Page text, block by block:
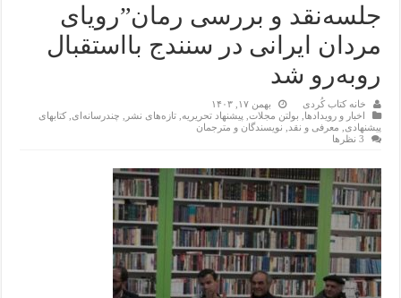
جلسەنقد و بررسی رمان”رویای
مردان ایرانی در سنندج بااستقبال
روبەرو شد
خانه کتاب کُردی
بهمن ۱۷, ۱۴۰۳
اخبار و رویدادها
بولتن مجلات پیشنهاد تحریریه ,تازەهای نشر چندرسانه‌ای ,کتابهای
پیشنهادی
معرفی و نقد
نویسندگان و مترجمان
3 نظرها